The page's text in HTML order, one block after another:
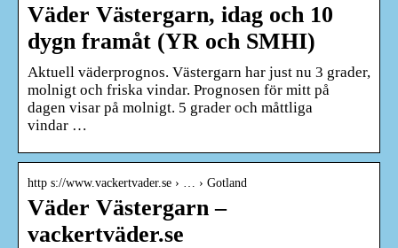
Väder Västergarn, idag och 10
dygn framåt (YR och SMHI)
Aktuell väderprognos. Västergarn har just nu 3 grader,
molnigt och friska vindar. Prognosen för mitt på
dagen visar på molnigt. 5 grader och måttliga
vindar …
http s://www.vackertvader.se › … › Gotland
Väder Västergarn –
vackertväder.se